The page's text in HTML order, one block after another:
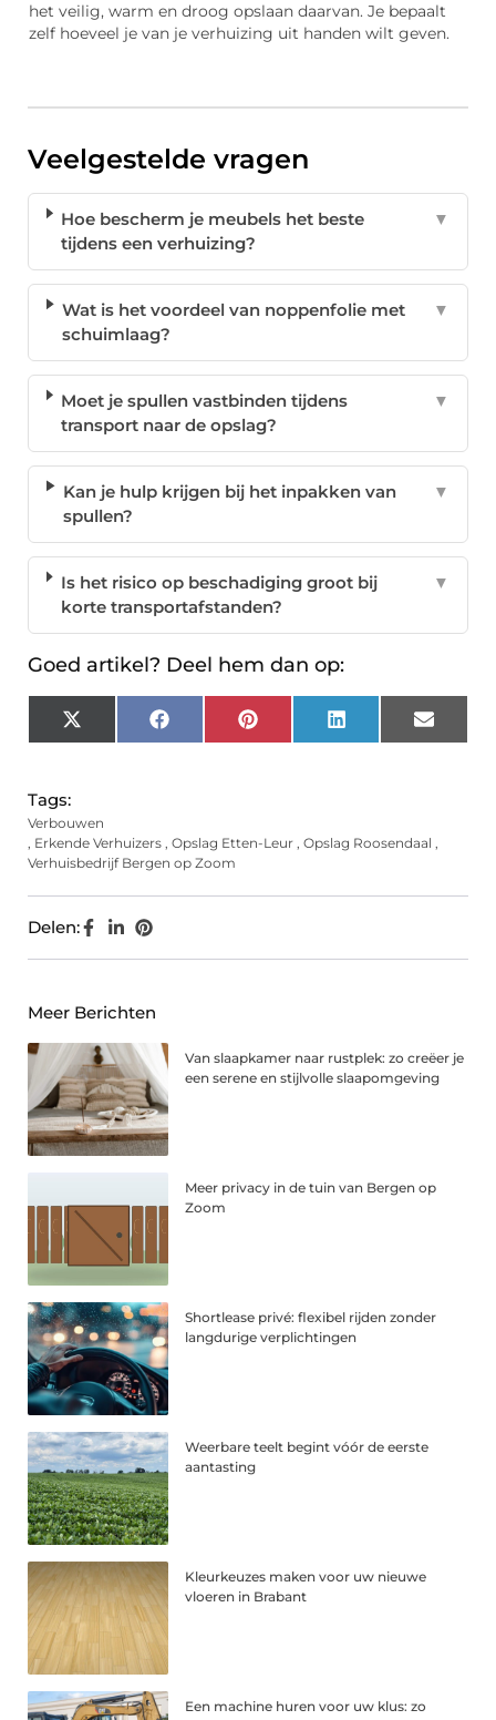
het veilig, warm en droog opslaan daarvan. Je bepaalt
zelf hoeveel je van je verhuizing uit handen wilt geven.
Veelgestelde vragen
Hoe bescherm je meubels het beste
tijdens een verhuizing?
▼
Wat is het voordeel van noppenfolie met
schuimlaag?
▼
Moet je spullen vastbinden tijdens
transport naar de opslag?
▼
Kan je hulp krijgen bij het inpakken van
spullen?
▼
Is het risico op beschadiging groot bij
korte transportafstanden?
▼
Goed artikel? Deel hem dan op:
X
(Twitter)
FacebookPinterest LinkedIn Email
Tags:
Verbouwen
, Erkende Verhuizers , Opslag Etten-Leur , Opslag Roosendaal ,
Verhuisbedrijf Bergen op Zoom
Delen:
Meer Berichten
Van slaapkamer naar rustplek: zo creëer je
een serene en stijlvolle slaapomgeving
Meer privacy in de tuin van Bergen op
Zoom
Shortlease privé: flexibel rijden zonder
langdurige verplichtingen
Weerbare teelt begint vóór de eerste
aantasting
Kleurkeuzes maken voor uw nieuwe
vloeren in Brabant
Een machine huren voor uw klus: zo